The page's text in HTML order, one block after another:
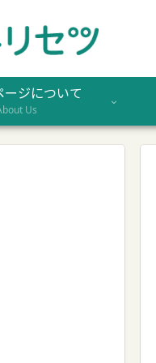
ージについて
Us